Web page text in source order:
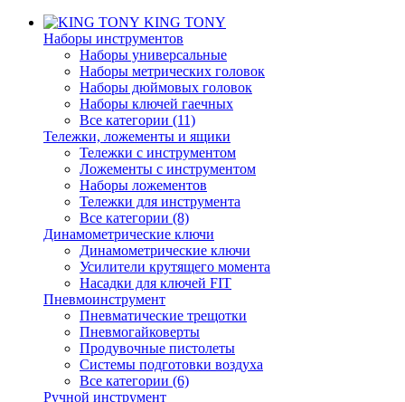
KING TONY
Наборы инструментов
Наборы универсальные
Наборы метрических головок
Наборы дюймовых головок
Наборы ключей гаечных
Все категории (11)
Тележки, ложементы и ящики
Тележки с инструментом
Ложементы с инструментом
Наборы ложементов
Тележки для инструмента
Все категории (8)
Динамометрические ключи
Динамометрические ключи
Усилители крутящего момента
Насадки для ключей FIT
Пневмоинструмент
Пневматические трещотки
Пневмогайковерты
Продувочные пистолеты
Системы подготовки воздуха
Все категории (6)
Ручной инструмент